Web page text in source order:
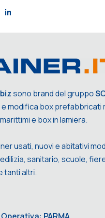
sono brand del gruppo
modifica box prefabbricati
e box in lamiera.
usati, nuovi e abitativi
sanitario, scuole,
tanti altri.
PARMA